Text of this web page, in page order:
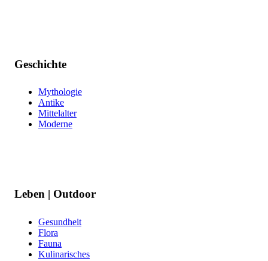
Geschichte
Mythologie
Antike
Mittelalter
Moderne
Leben | Outdoor
Gesundheit
Flora
Fauna
Kulinarisches